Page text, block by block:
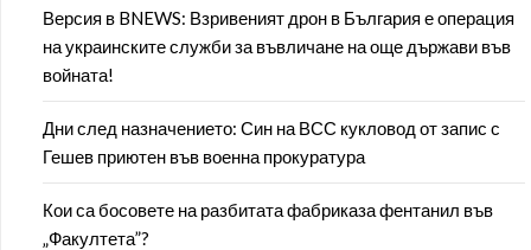
Версия в BNEWS: Взривеният дрон в България е операция
на украинските служби за въвличане на още държави във
войната!
Дни след назначението: Син на ВСС кукловод от запис с
Гешев приютен във военна прокуратура
Кои са босовете на разбитата фабриказа фентанил във
„Факултета”?